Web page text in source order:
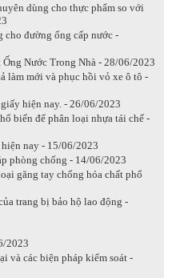
dùng cho thực phẩm so với
đường ống cấp nước -
Nước Trong Nhà - 28/06/2023
làm mới và phục hồi vỏ xe ô tô -
hiện nay. - 26/06/2023
biến để phân loại nhựa tái chế -
nay - 15/06/2023
phòng chống - 14/06/2023
găng tay chống hóa chất phổ
trang bị bảo hộ lao động -
2023
và các biện pháp kiểm soát -